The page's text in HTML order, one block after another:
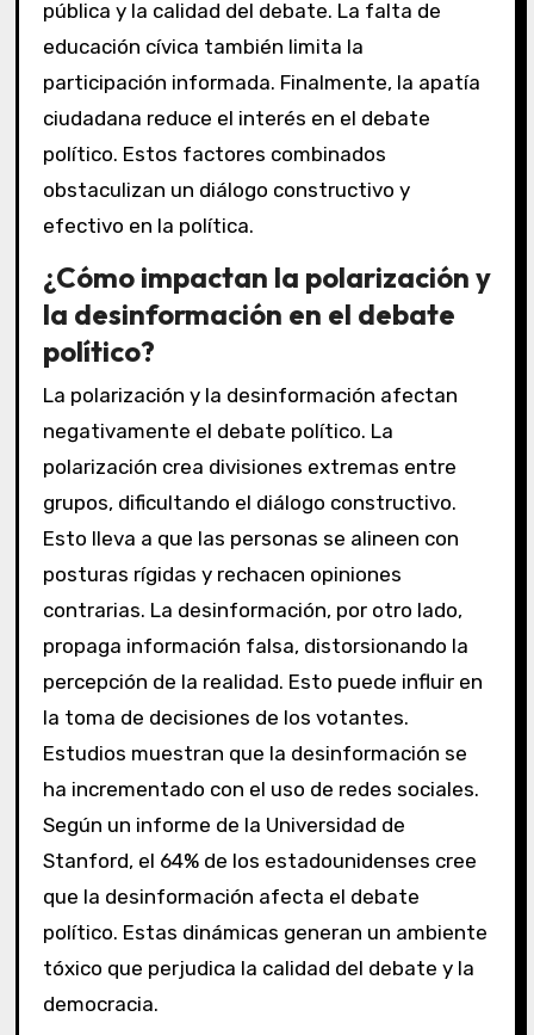
pública y la calidad del debate. La falta de
educación cívica también limita la
participación informada. Finalmente, la apatía
ciudadana reduce el interés en el debate
político. Estos factores combinados
obstaculizan un diálogo constructivo y
efectivo en la política.
¿Cómo impactan la polarización y
la desinformación en el debate
político?
La polarización y la desinformación afectan
negativamente el debate político. La
polarización crea divisiones extremas entre
grupos, dificultando el diálogo constructivo.
Esto lleva a que las personas se alineen con
posturas rígidas y rechacen opiniones
contrarias. La desinformación, por otro lado,
propaga información falsa, distorsionando la
percepción de la realidad. Esto puede influir en
la toma de decisiones de los votantes.
Estudios muestran que la desinformación se
ha incrementado con el uso de redes sociales.
Según un informe de la Universidad de
Stanford, el 64% de los estadounidenses cree
que la desinformación afecta el debate
político. Estas dinámicas generan un ambiente
tóxico que perjudica la calidad del debate y la
democracia.